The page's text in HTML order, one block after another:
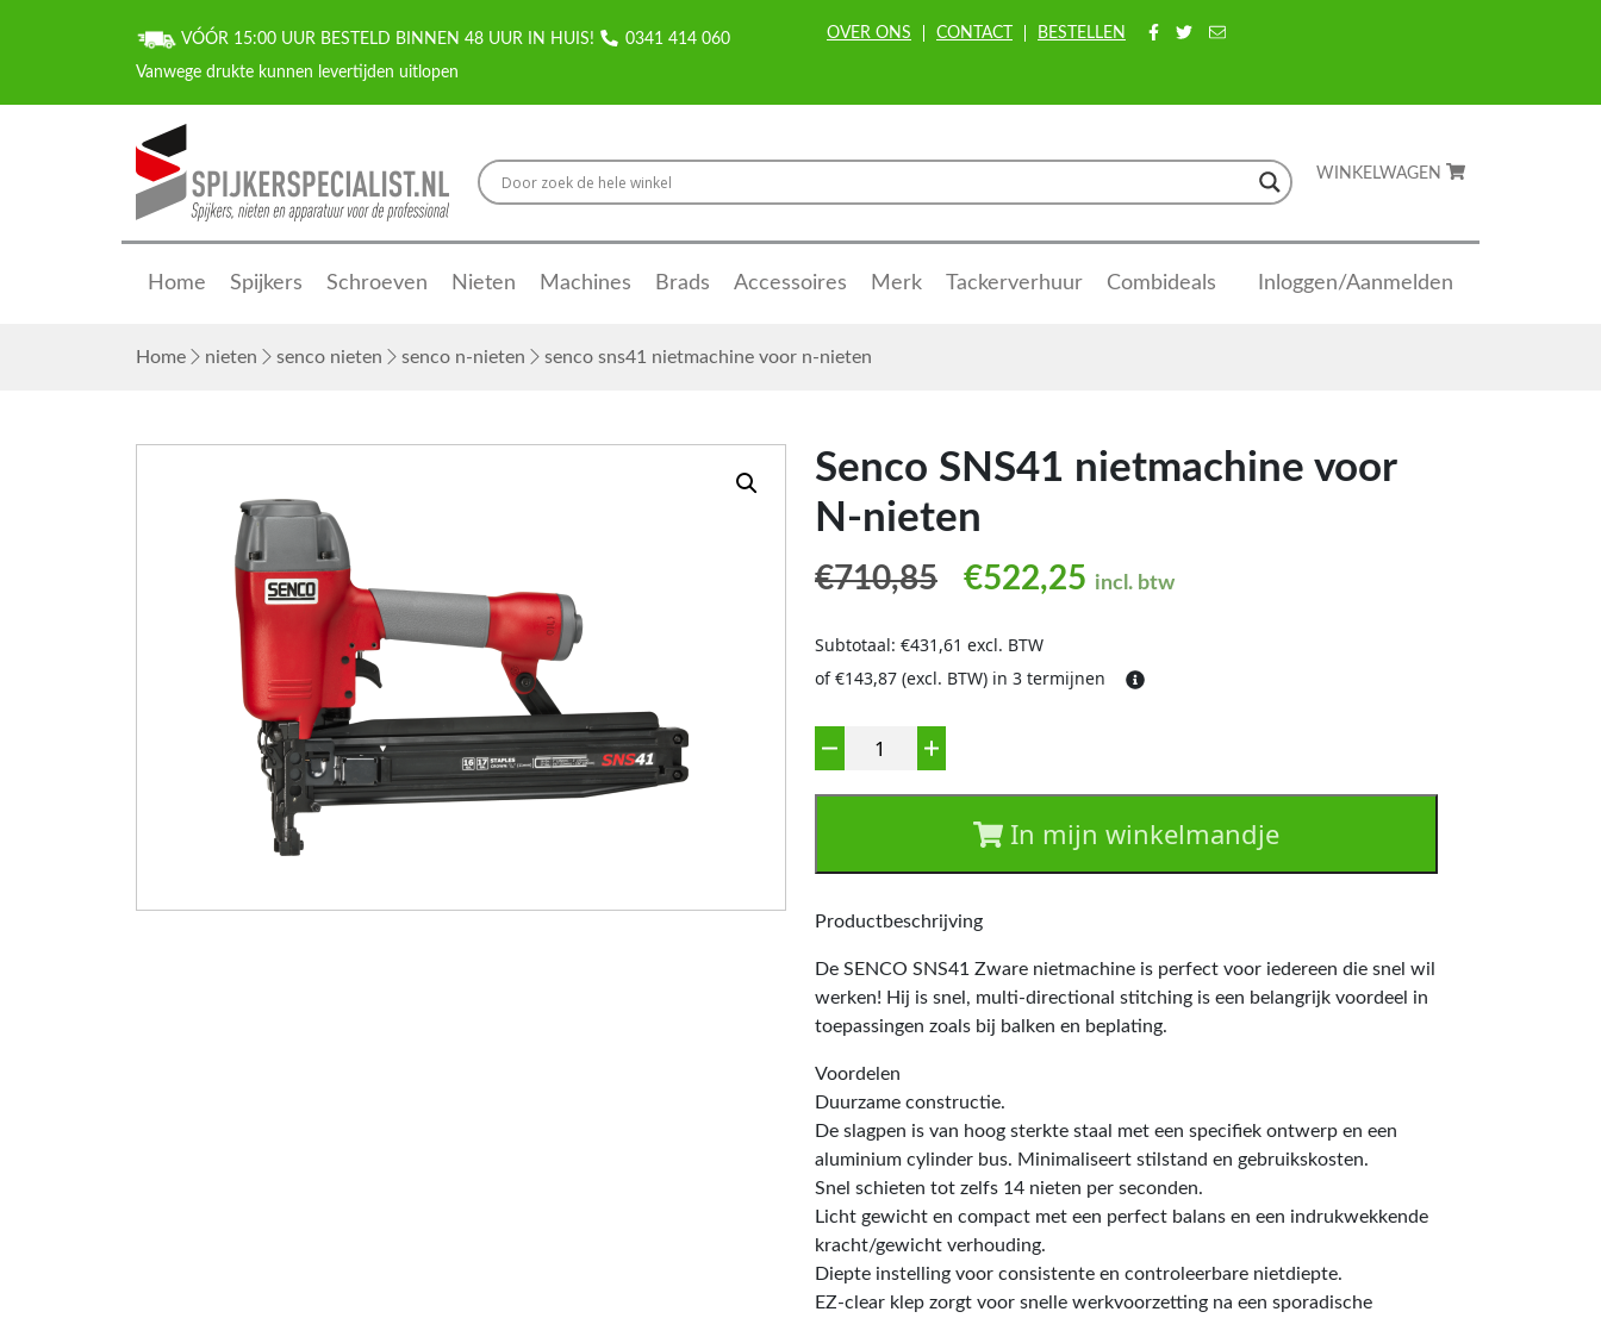
VÓÓR 15:00 UUR BESTELD BINNEN 48 UUR IN HUIS! 0341 414 060 OVER ONS CONTACT BESTELLEN
WINKELWAGEN
Home Spijkers Schroeven Nieten Machines Brads Accessoires Merk Tackerverhuur Combideals Inloggen/Aanmelden
Home nieten senco nieten senco n-nieten senco sns41 nietmachine voor n-nieten
Senco SNS41 nietmachine voor
N-nieten
€710,85 Oorspronkelijke prijs was: €710,85.
€522,25 Huidige prijs is: €522,25.
incl. btw
Subtotaal: €431,61 excl. BTW
of €143,87 (excl. BTW) in 3 termijnen
Aantal
In mijn winkelmandje
Productbeschrijving
De SENCO SNS41 Zware nietmachine is perfect voor iedereen die snel wil
werken! Hij is snel, multi-directional stitching is een belangrijk voordeel in
toepassingen zoals bij balken en beplating.
Voordelen
Duurzame constructie.
De slagpen is van hoog sterkte staal met een specifiek ontwerp en een
aluminium cylinder bus. Minimaliseert stilstand en gebruikskosten.
Snel schieten tot zelfs 14 nieten per seconden.
Licht gewicht en compact met een perfect balans en een indrukwekkende
kracht/gewicht verhouding.
Diepte instelling voor consistente en controleerbare nietdiepte.
EZ-clear klep zorgt voor snelle werkvoorzetting na een sporadische